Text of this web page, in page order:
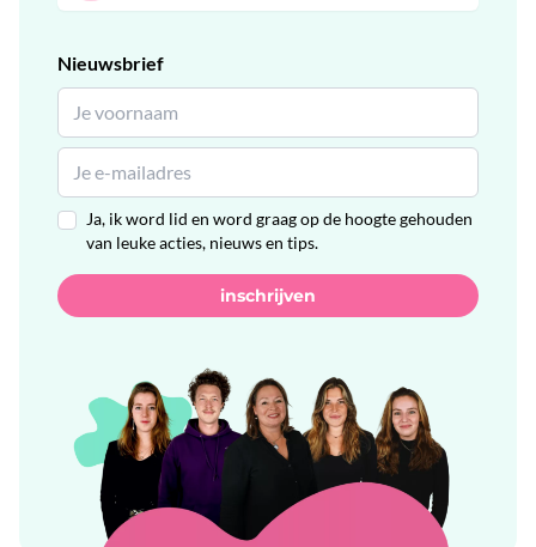
Nieuwsbrief
Ja, ik word lid en word graag op de hoogte gehouden
van leuke acties, nieuws en tips.